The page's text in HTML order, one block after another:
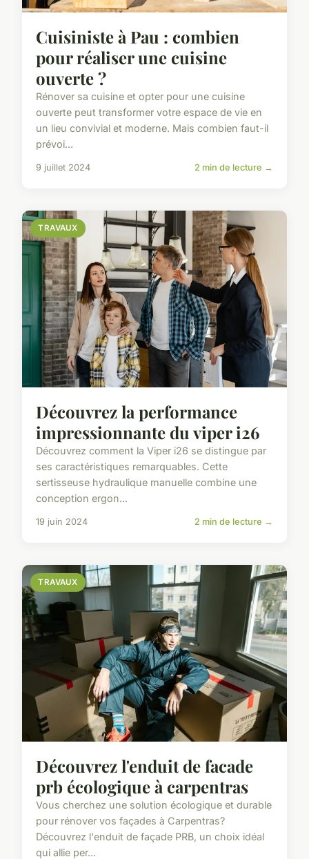
Cuisiniste à Pau : combien
pour réaliser une cuisine
ouverte ?
Rénover sa cuisine et opter pour une cuisine
ouverte peut transformer votre espace de vie en
un lieu convivial et moderne. Mais combien faut-il
prévoi...
9 juillet 2024 2 min de lecture →
TRAVAUX
Découvrez la performance
impressionnante du viper i26
Découvrez comment la Viper i26 se distingue par
ses caractéristiques remarquables. Cette
sertisseuse hydraulique manuelle combine une
conception ergon...
19 juin 2024 2 min de lecture →
TRAVAUX
Découvrez l'enduit de facade
prb écologique à carpentras
Vous cherchez une solution écologique et durable
pour rénover vos façades à Carpentras?
Découvrez l'enduit de façade PRB, un choix idéal
qui allie per...